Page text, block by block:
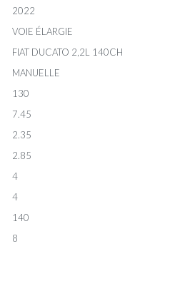
2022
VOIE ÉLARGIE
FIAT DUCATO 2,2L 140CH
MANUELLE
130
7.45
2.35
2.85
4
4
140
8